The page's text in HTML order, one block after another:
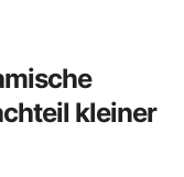
kleiner